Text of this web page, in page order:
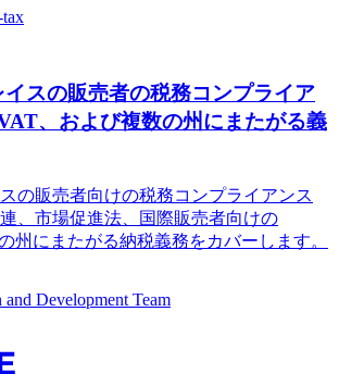
tax
スの販売者の税務コンプライア
、および複数の州にまたがる義
の販売者向けの税務コンプライアンス
、市場促進法、国際販売者向けの
州にまたがる納税義務をカバーします。
Development Team